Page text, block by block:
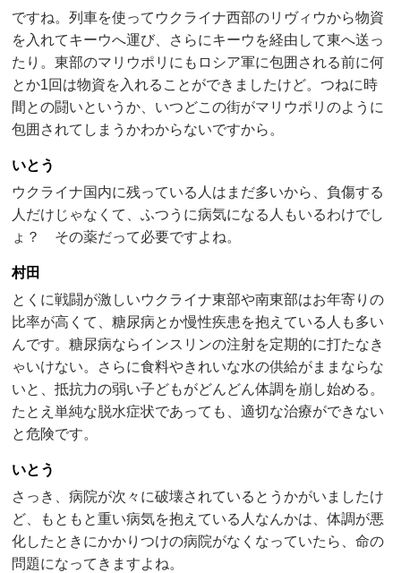
ですね。列車を使ってウクライナ西部のリヴィウから物資
を入れてキーウへ運び、さらにキーウを経由して東へ送っ
たり。東部のマリウポリにもロシア軍に包囲される前に何
とか1回は物資を入れることができましたけど。つねに時
間との闘いというか、いつどこの街がマリウポリのように
包囲されてしまうかわからないですから。
いとう
ウクライナ国内に残っている人はまだ多いから、負傷する
人だけじゃなくて、ふつうに病気になる人もいるわけでし
ょ？ その薬だって必要ですよね。
村田
とくに戦闘が激しいウクライナ東部や南東部はお年寄りの
比率が高くて、糖尿病とか慢性疾患を抱えている人も多い
んです。糖尿病ならインスリンの注射を定期的に打たなき
ゃいけない。さらに食料やきれいな水の供給がままならな
いと、抵抗力の弱い子どもがどんどん体調を崩し始める。
たとえ単純な脱水症状であっても、適切な治療ができない
と危険です。
いとう
さっき、病院が次々に破壊されているとうかがいましたけ
ど、もともと重い病気を抱えている人なんかは、体調が悪
化したときにかかりつけの病院がなくなっていたら、命の
問題になってきますよね。